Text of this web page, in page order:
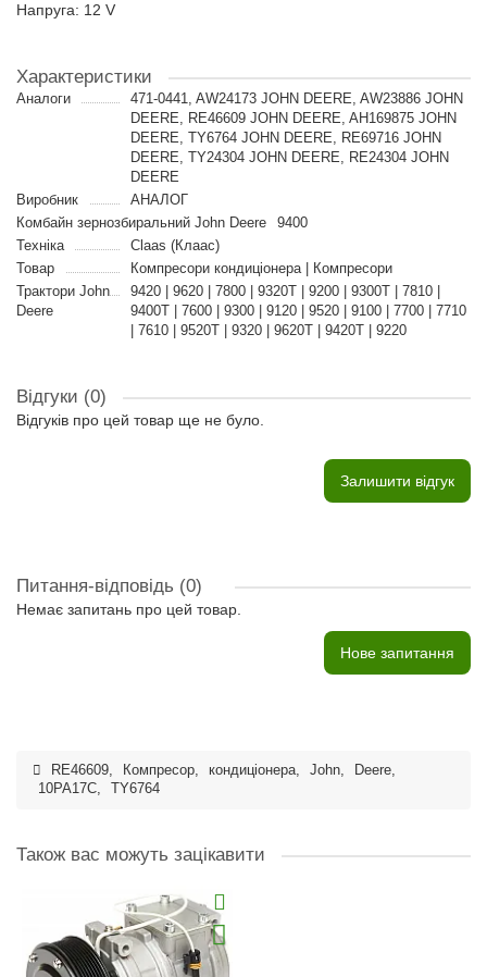
Напруга: 12 V
Характеристики
Аналоги
471-0441, AW24173 JOHN DEERE, AW23886 JOHN
DEERE, RE46609 JOHN DEERE, AH169875 JOHN
DEERE, TY6764 JOHN DEERE, RE69716 JOHN
DEERE, TY24304 JOHN DEERE, RE24304 JOHN
DEERE
Виробник
АНАЛОГ
Комбайн зернозбиральний John Deere
9400
Техніка
Claas (Клаас)
Товар
Компресори кондиціонера | Компресори
Трактори John
Deere
9420 | 9620 | 7800 | 9320T | 9200 | 9300T | 7810 |
9400T | 7600 | 9300 | 9120 | 9520 | 9100 | 7700 | 7710
| 7610 | 9520T | 9320 | 9620T | 9420T | 9220
Відгуки (0)
Відгуків про цей товар ще не було.
Залишити відгук
Питання-відповідь (0)
Немає запитань про цей товар.
Нове запитання
RE46609, Компресор, кондиціонера, John, Deere,
10PA17C, TY6764
Також вас можуть зацікавити